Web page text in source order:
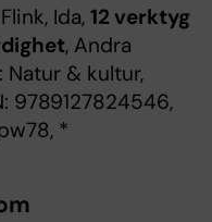
Ida, 12 verktyg
, Andra
Natur & kultur,
9789127824546,
*